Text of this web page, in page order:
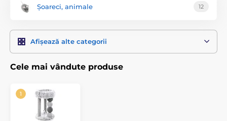
Șoareci, animale 12
Afișează alte categorii
Cele mai vândute produse